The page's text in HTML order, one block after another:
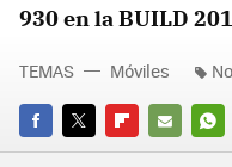
930 en la BUILD
FACEBOOK
TWITTERFLIPBOARD
E-
TEMAS Móviles